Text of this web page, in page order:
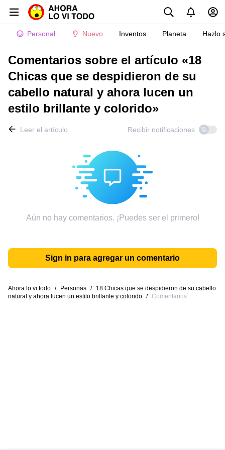
Personal Nuevo Inventos Planeta Hazlo
Comentarios sobre el artículo «18
Chicas que se despidieron de su
cabello natural y ahora lucen un
estilo brillante y colorido»
Leer el artículo Recibir notificaciones
Aún no hay comentarios. ¡Puedes ser el primero!
Sign in para agregar un comentario
Ahora lo vi todo / Personas /
18 Chicas que se despidieron de su cabello
natural y ahora lucen un estilo brillante y colorido / Comentarios